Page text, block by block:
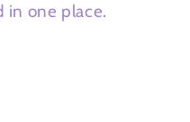
in one place.